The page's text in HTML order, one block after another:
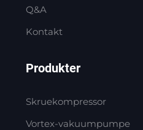
Q&A
Kontakt
Produkter
Skruekompressor
Vortex-vakuumpumpe